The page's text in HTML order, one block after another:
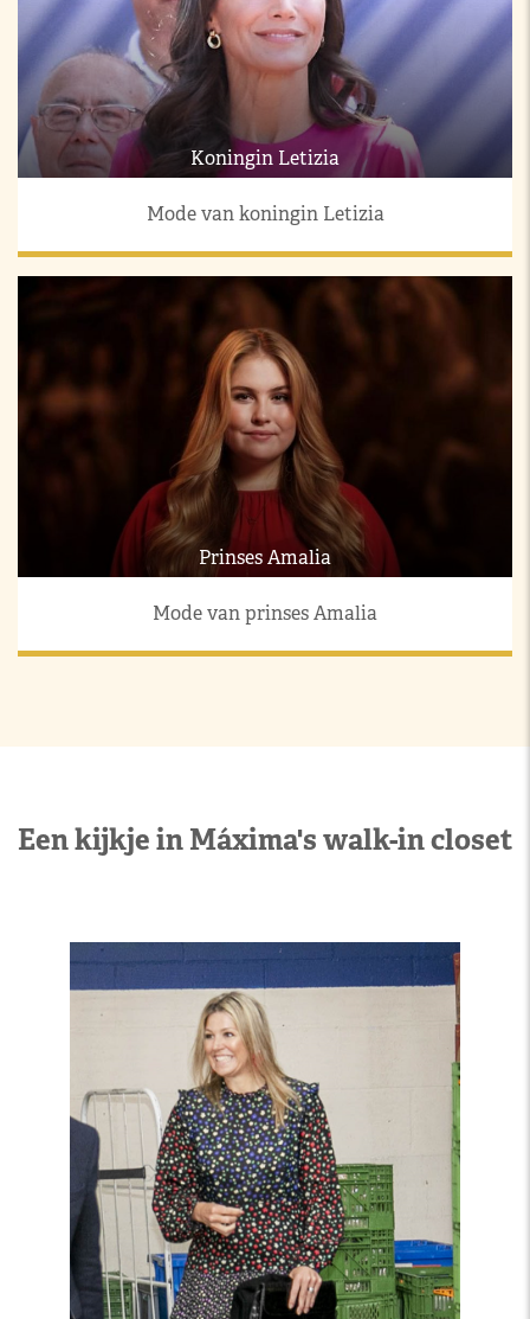
Koningin Letizia
Mode van koningin Letizia
Prinses Amalia
Mode van prinses Amalia
Een kijkje in Máxima's walk-in closet